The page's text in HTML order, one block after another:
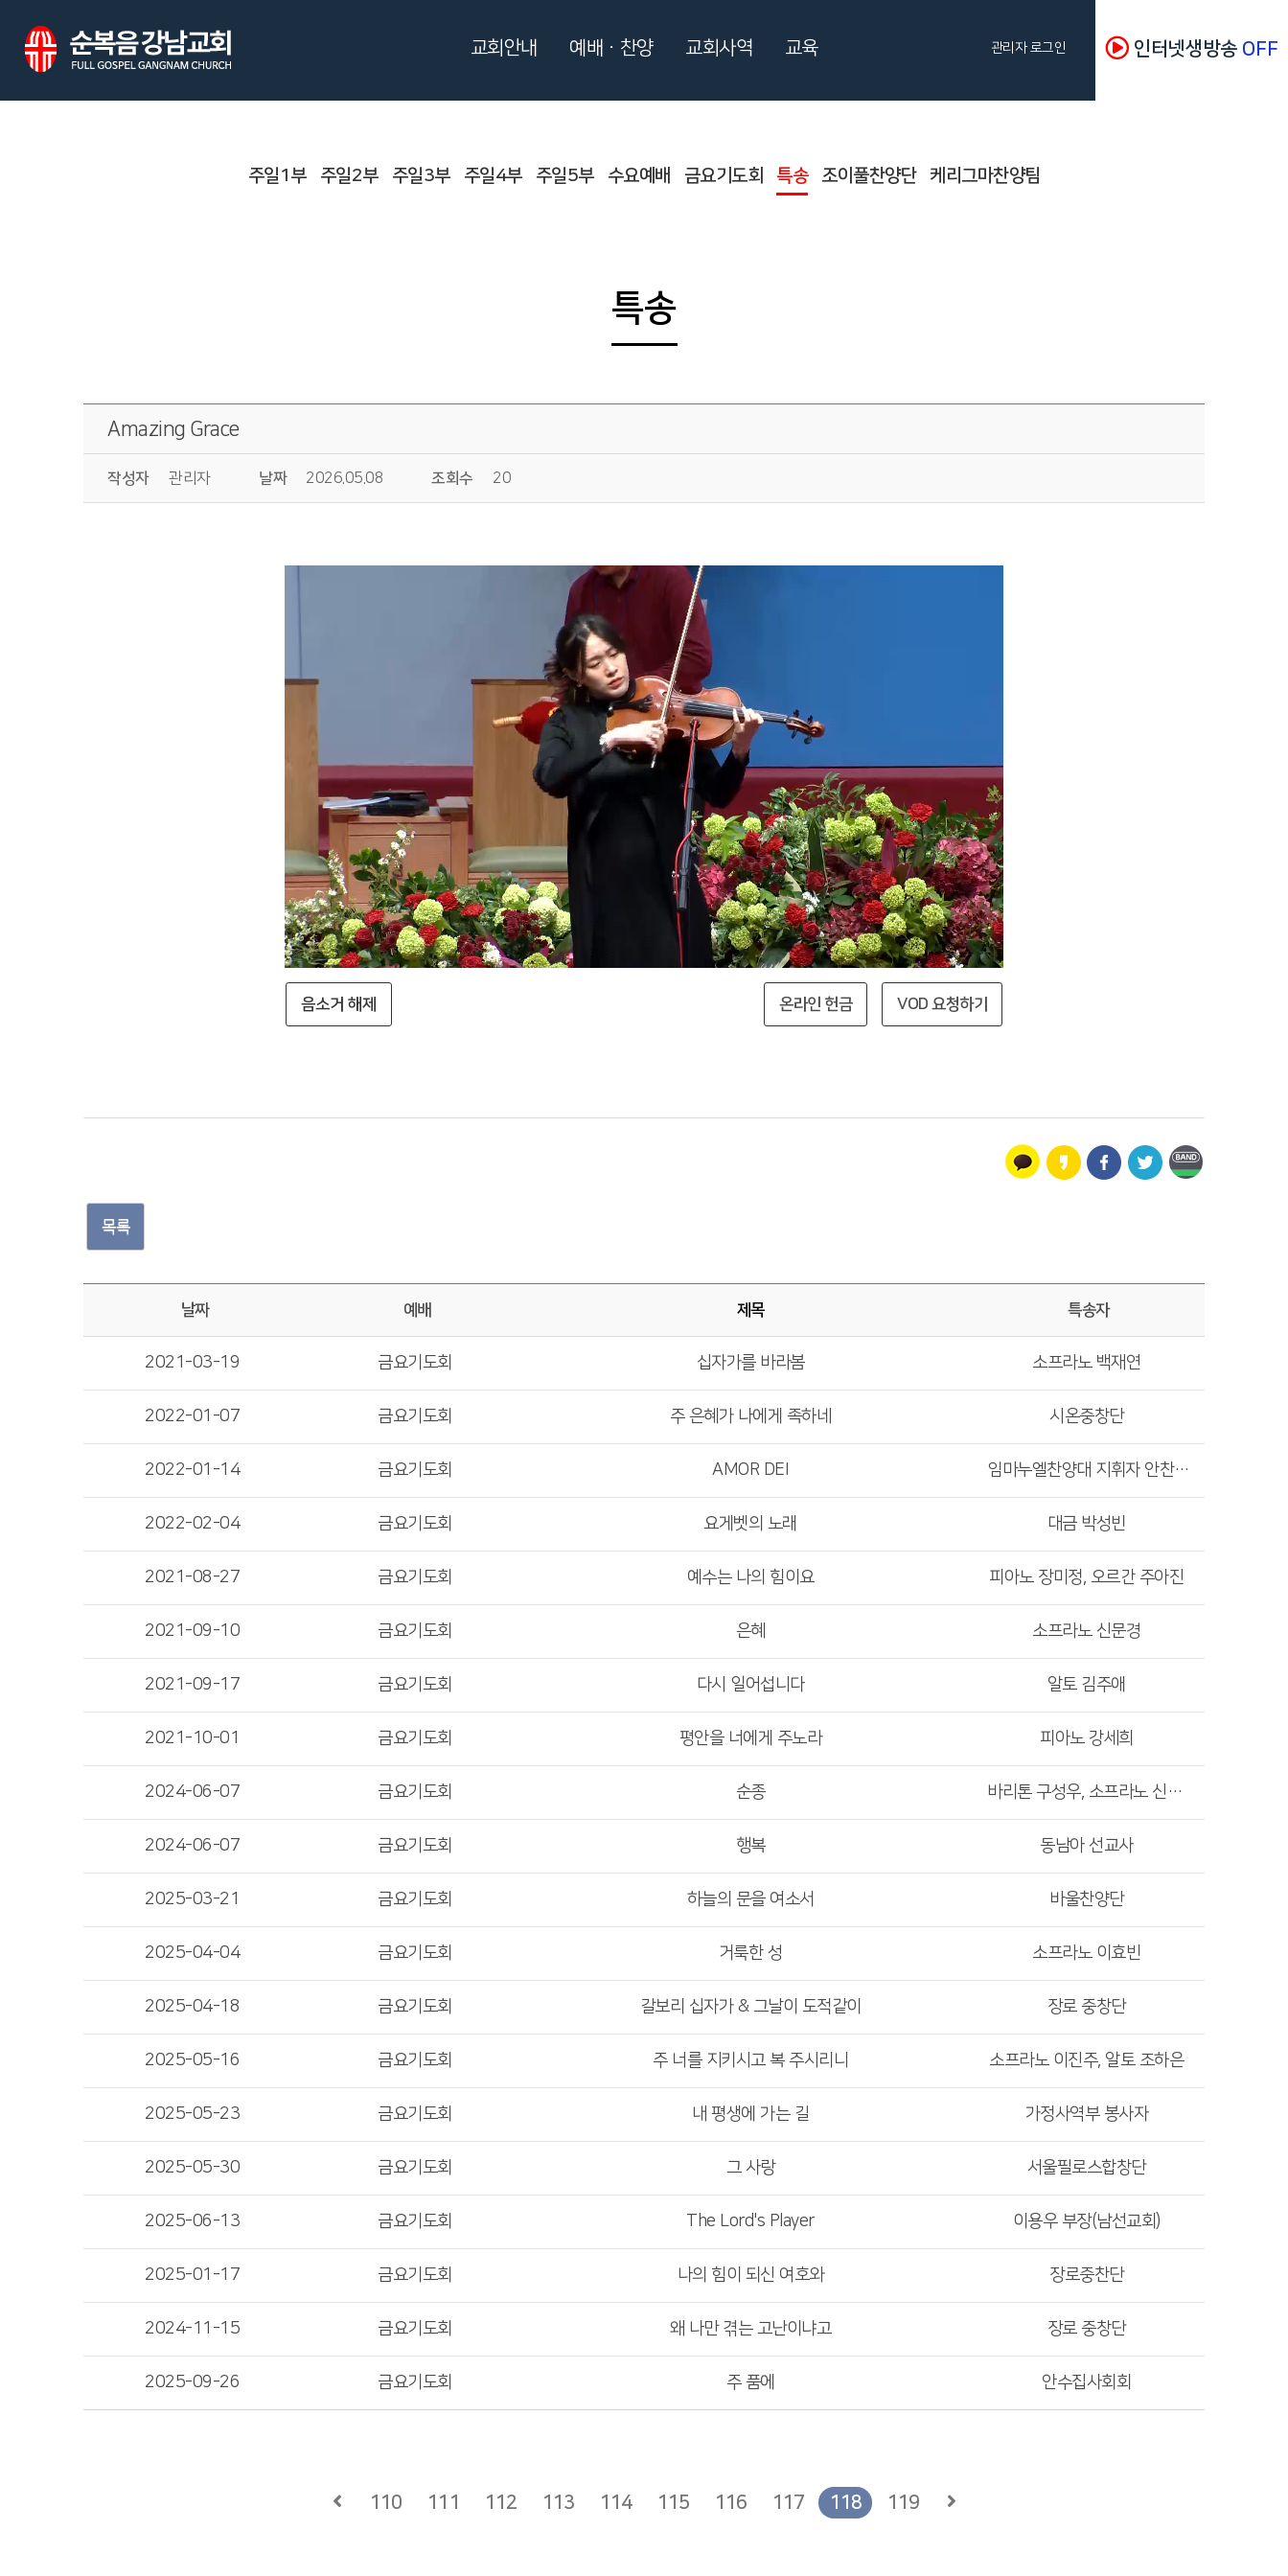
주일1부 주일2부 주일3부 주일4부 주일5부 수요예배 금요기도회 특송 조이풀찬양단 케리그마찬양팀
특송
Amazing Grace
작성자 관리자 날짜 2026.05.08 조회수 20
음소거 해제 VOD 요청하기
온라인 헌금
목록
날짜 예배 제목 특송자
2021-03-19 금요기도회 십자가를 바라봄 소프라노 백재연
2022-01-07 금요기도회 주 은혜가 나에게 족하네 시온중창단
2022-01-14 금요기도회 AMOR DEI 임마누엘찬양대 지휘자 안찬우, 소프라노 백재연
2022-02-04 금요기도회 요게벳의 노래 대금 박성빈
2021-08-27 금요기도회 예수는 나의 힘이요 피아노 장미정, 오르간 주아진
2021-09-10 금요기도회 은혜 소프라노 신문경
2021-09-17 금요기도회 다시 일어섭니다 알토 김주애
2021-10-01 금요기도회 평안을 너에게 주노라 피아노 강세희
2024-06-07 금요기도회 순종 바리톤 구성우, 소프라노 신문경
2024-06-07 금요기도회 행복 동남아 선교사
2025-03-21 금요기도회 하늘의 문을 여소서 바울찬양단
2025-04-04 금요기도회 거룩한 성 소프라노 이효빈
2025-04-18 금요기도회 갈보리 십자가 & 그날이 도적같이 장로 중창단
2025-05-16 금요기도회 주 너를 지키시고 복 주시리니 소프라노 이진주, 알토 조하은
2025-05-23 금요기도회 내 평생에 가는 길 가정사역부 봉사자
2025-05-30 금요기도회 그 사랑 서울필로스합창단
2025-06-13 금요기도회 The Lord's Player 이용우 부장(남선교회)
2025-01-17 금요기도회 나의 힘이 되신 여호와 장로중찬단
2024-11-15 금요기도회 왜 나만 겪는 고난이냐고 장로 중창단
2025-09-26 금요기도회 주 품에 안수집사회회
110 111 112 113 114 115 116 117 118 119
교회안내 예배ㆍ찬양 교회사역 교육 관리자 로그인 인터넷생방송 OFF